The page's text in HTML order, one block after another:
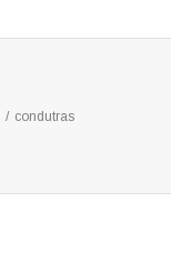
/ condutras